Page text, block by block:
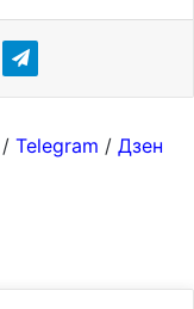
/ Telegram / Дзен